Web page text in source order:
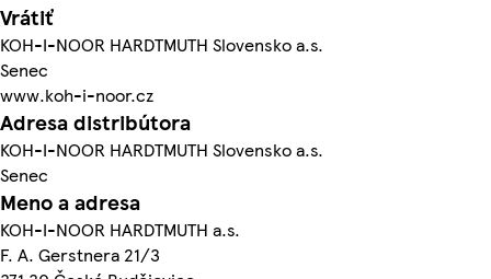
Vrátiť
KOH-I-NOOR HARDTMUTH Slovensko a.s.
Senec
www.koh-i-noor.cz
Adresa distribútora
KOH-I-NOOR HARDTMUTH Slovensko a.s.
Senec
Meno a adresa
KOH-I-NOOR HARDTMUTH a.s.
F. A. Gerstnera 21/3